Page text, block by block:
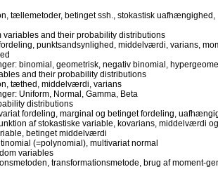
tællemetoder, betinget ssh., stokastisk uafhængighed,
variables and their probability distributions
punktsandsynlighed, middelværdi, varians,
binomial, geometrisk, negativ binomial,
and their probability distributions
tæthed, middelværdi, varians
Uniform, Normal, Gamma, Beta
distributions
fordeling, marginal og betinget fordeling,
af stokastiske variable, kovarians, middelværdi
betinget middelværdi
(=polynomial), multivariat normal
variables
transformationsmetode, brug af moment-